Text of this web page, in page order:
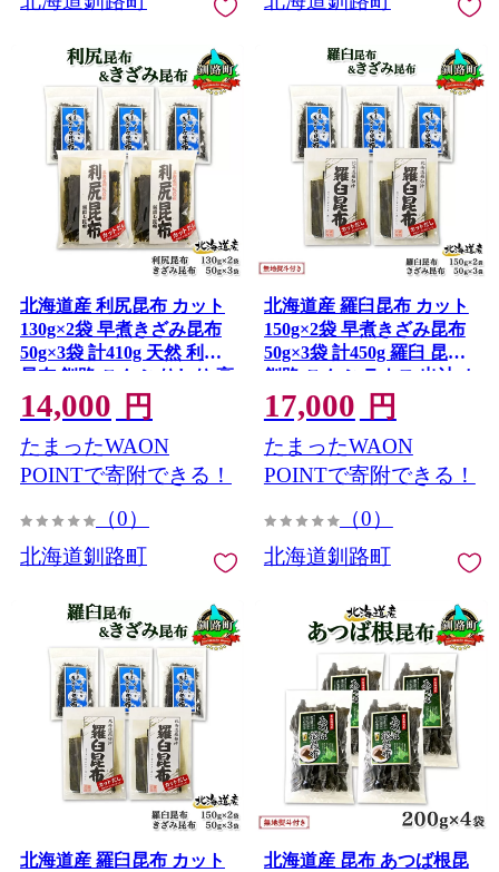
北海道産 利尻昆布 カット
130g×2袋 早煮きざみ昆布
50g×3袋 計410g 天然 利尻
昆布 釧路 こんぶ りしり 高
級 だし コンブ 出汁 だし昆
布 保存食 乾物 北連物産 き
たれん 北海道 釧路町 釧路
超 特産品
14,000 円
たまったWAON
POINTで寄附できる！
（0）
北海道釧路町
北海道産 羅臼昆布 カット
150g×2袋 早煮きざみ昆布
50g×3袋 計450g 羅臼 昆布
釧路 こんぶ ラウス 出汁 カ
ット コンブ だし昆布 乾物
無地熨斗 熨斗 のし 北連物
産 きたれん 北海道 釧路町
釧路超 特産品
17,000 円
たまったWAON
POINTで寄附できる！
（0）
北海道釧路町
北海道産 羅臼昆布 カット
北海道産 昆布 あつば根昆